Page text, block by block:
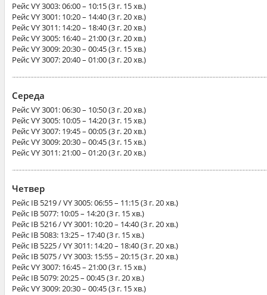
РейсVY 3003: 06:00 – 10:15 (3 г. 15 хв.)
РейсVY 3001: 10:20 – 14:40 (3 г. 20 хв.)
РейсVY 3011: 14:20 – 18:40 (3 г. 20 хв.)
РейсVY 3005: 16:40 – 21:00 (3 г. 20 хв.)
РейсVY 3009: 20:30 – 00:45 (3 г. 15 хв.)
РейсVY 3007: 20:40 – 01:00 (3 г. 20 хв.)
Середа
РейсVY 3001: 06:30 – 10:50 (3 г. 20 хв.)
РейсVY 3005: 10:05 – 14:20 (3 г. 15 хв.)
РейсVY 3007: 19:45 – 00:05 (3 г. 20 хв.)
РейсVY 3009: 20:30 – 00:45 (3 г. 15 хв.)
РейсVY 3011: 21:00 – 01:20 (3 г. 20 хв.)
Четвер
Рейс IB 5219 / VY 3005: 06:55 – 11:15 (3 г. 20 хв.)
Рейс IB 5077: 10:05 – 14:20 (3 г. 15 хв.)
Рейс IB 5216 / VY 3001: 10:20 – 14:40 (3 г. 20 хв.)
Рейс IB 5083: 13:25 – 17:40 (3 г. 15 хв.)
Рейс IB 5225 / VY 3011: 14:20 – 18:40 (3 г. 20 хв.)
Рейс IB 5075 / VY 3003: 15:55 – 20:15 (3 г. 20 хв.)
РейсVY 3007: 16:45 – 21:00 (3 г. 15 хв.)
Рейс IB 5079: 20:25 – 00:45 (3 г. 20 хв.)
РейсVY 3009: 20:30 – 00:45 (3 г. 15 хв.)